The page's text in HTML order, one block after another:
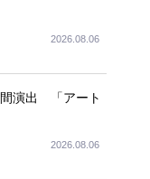
2026.08.06
演出 「アート
2026.08.06